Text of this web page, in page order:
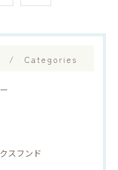
Categories
スフンド